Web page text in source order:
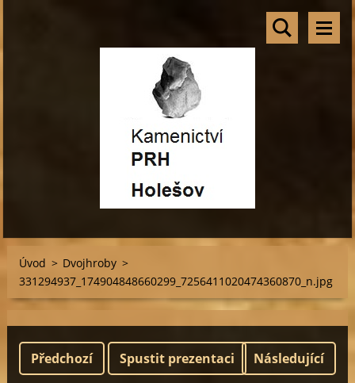
Úvod > Dvojhroby >
331294937_174904848660299_7256411020474360870_n.jpg
Předchozí Spustit prezentaci Následující